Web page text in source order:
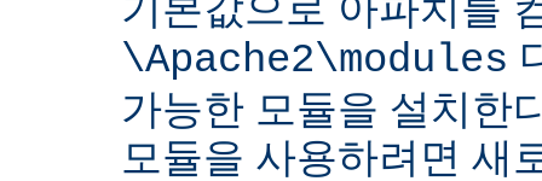
\Apache2\modules
가능한 모듈을 설치한
모듈을 사용하려면 새